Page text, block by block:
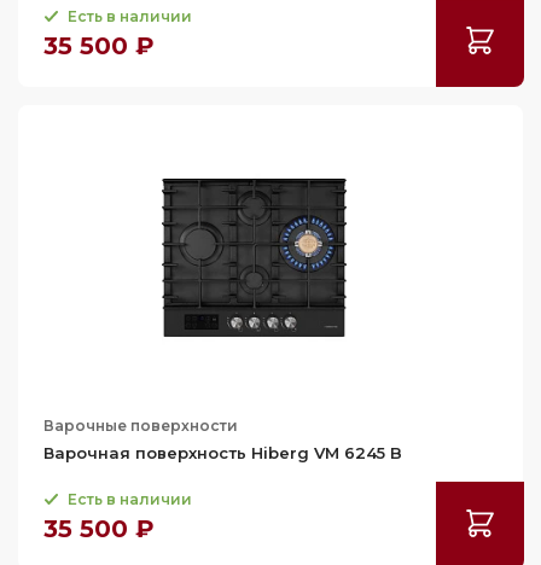
Есть в наличии
35 500 ₽
Варочные поверхности
Варочная поверхность Hiberg VM 6245 B
Есть в наличии
35 500 ₽